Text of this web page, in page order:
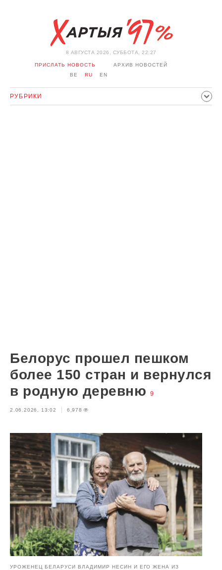
8 АВГУСТА 2026, СУББОТА, 22:27
ПРИСЛАТЬ НОВОСТЬ
АРХИВ НОВОСТЕЙ
BE
RU EN
РУБРИКИ
Белорус прошел пешком
более 150 стран и вернулся
в родную деревню
9
2.06.2026, 13:02 6,978
УРОЖЕНЕЦ БЕЛАРУСИ ВЛАДИМИР НЕСИН И ЕГО ЖЕНА ИЗ